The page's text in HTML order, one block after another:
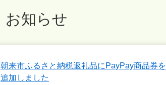
お知らせ
朝来市ふるさと納税返礼品にPayPay商品券を
追加しました